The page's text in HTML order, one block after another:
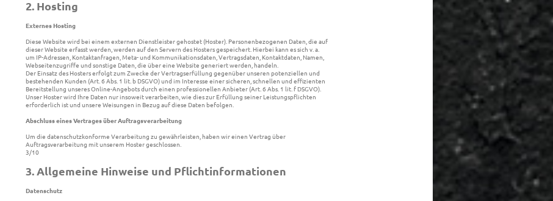
2. Hosting
Externes Hosting
Diese Website wird bei einem externen Dienstleister gehostet (Hoster). Personenbezogenen Daten, die auf
dieser Website erfasst werden, werden auf den Servern des Hosters gespeichert. Hierbei kann es sich v. a.
um IP-Adressen, Kontaktanfragen, Meta- und Kommunikationsdaten, Vertragsdaten, Kontaktdaten, Namen,
Webseitenzugriffe und sonstige Daten, die über eine Website generiert werden, handeln.
Der Einsatz des Hosters erfolgt zum Zwecke der Vertragserfüllung gegenüber unseren potenziellen und
bestehenden Kunden (Art. 6 Abs. 1 lit. b DSGVO) und im Interesse einer sicheren, schnellen und effizienten
Bereitstellung unseres Online-Angebots durch einen professionellen Anbieter (Art. 6 Abs. 1 lit. f DSGVO).
Unser Hoster wird Ihre Daten nur insoweit verarbeiten, wie dies zur Erfüllung seiner Leistungspflichten
erforderlich ist und unsere Weisungen in Bezug auf diese Daten befolgen.
Abschluss eines Vertrages über Auftragsverarbeitung
Um die datenschutzkonforme Verarbeitung zu gewährleisten, haben wir einen Vertrag über
Auftragsverarbeitung mit unserem Hoster geschlossen.
3/10
3. Allgemeine Hinweise und Pflichtinformationen
Datenschutz